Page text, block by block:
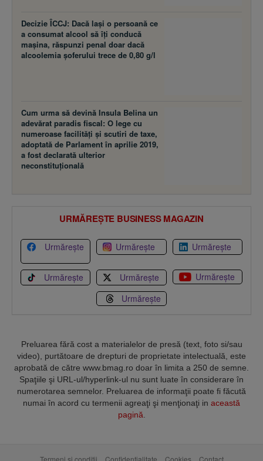
Decizie ÎCCJ: Dacă laşi o persoană ce
a consumat alcool să îţi conducă
maşina, răspunzi penal doar dacă
alcoolemia şoferului trece de 0,80 g/l
Cum urma să devină Insula Belina un
adevărat paradis fiscal: O lege cu
numeroase facilităţi şi scutiri de taxe,
adoptată de Parlament în aprilie 2019,
a fost declarată ulterior
neconstituţională
URMĂREȘTE BUSINESS MAGAZIN
Urmărește Urmărește Urmărește
Urmărește Urmărește
Urmărește
Urmărește
Preluarea fără cost a materialelor de presă (text, foto si/sau
video), purtătoare de drepturi de proprietate intelectuală, este
aprobată de către www.bmag.ro doar în limita a 250 de semne.
Spaţiile şi URL-ul/hyperlink-ul nu sunt luate în considerare în
numerotarea semnelor. Preluarea de informaţii poate fi făcută
numai în acord cu termenii agreaţi şi menţionaţi in această
pagină
Termeni și condiții Confidențialitate Cookies Contact